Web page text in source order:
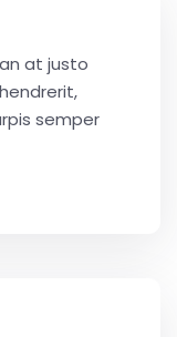
at justo
semper